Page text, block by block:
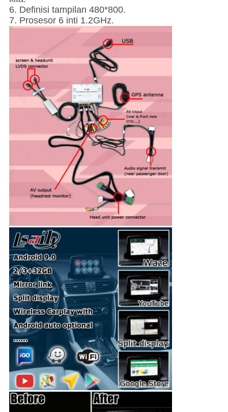
6. Definisi tampilan 480*800.
7. Prosesor 6 inti 1.2GHz.